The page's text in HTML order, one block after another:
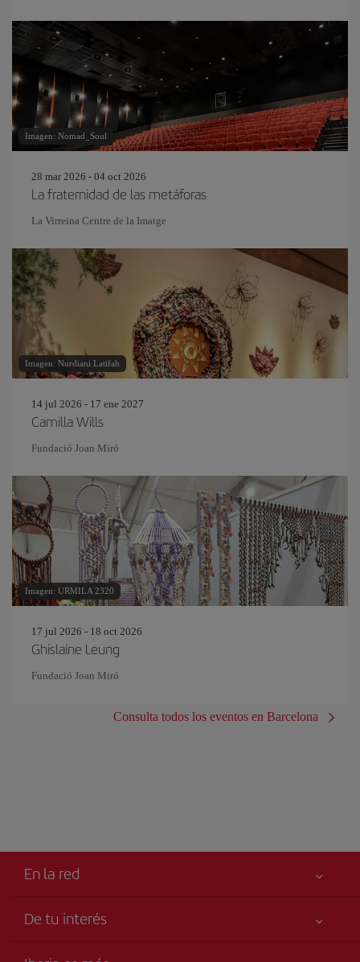
Imagen: Nomad_Soul
28 mar 2026 - 04 oct 2026
La fraternidad de las metáforas
La Virreina Centre de la Imatge
Imagen: Nurdiani Latifah
14 jul 2026 - 17 ene 2027
Camilla Wills
Fundació Joan Miró
Imagen: URMILA 2320
17 jul 2026 - 18 oct 2026
Ghislaine Leung
Fundació Joan Miró
Consulta todos los eventos en Barcelona
En la red
De tu interés